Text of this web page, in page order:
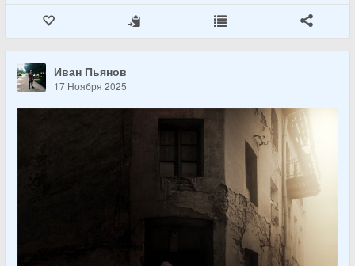
Иван Пьянов
17 Ноября 2025